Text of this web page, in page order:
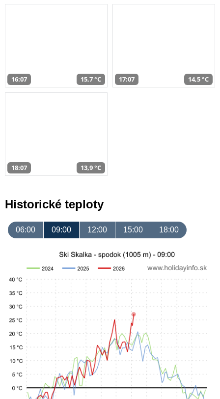
16:07 15,7 °C 17:07 14,5 °C
18:07 13,9 °C
Historické teploty
06:00 09:00 12:00 15:00 18:00